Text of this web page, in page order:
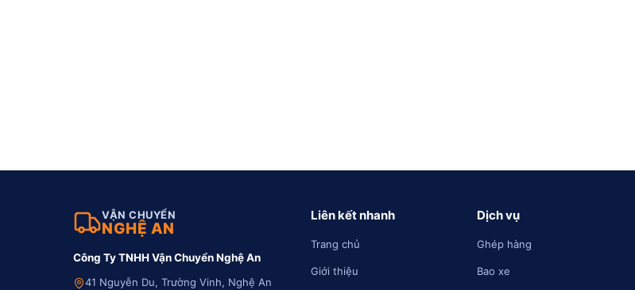
VẬN CHUYỂN
NGHỆ AN
Công Ty TNHH Vận Chuyển Nghệ An
41 Nguyễn Du, Trường Vinh, Nghệ An
Liên kết nhanh
Trang chủ
Giới thiệu
Dịch vụ
Ghép hàng
Bao xe